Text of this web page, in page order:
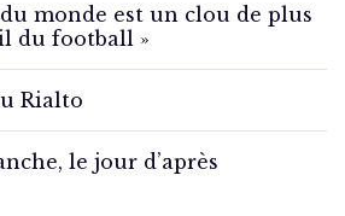
monde est un clou de plus
du football »
Rialto
le jour d’après